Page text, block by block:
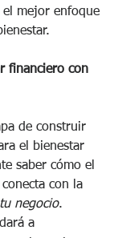
mejor enfoque
financiero con
de construir
el bienestar
saber cómo el
con la
negocio.
a